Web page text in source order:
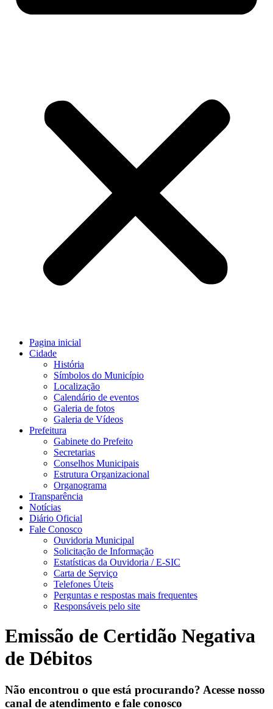
Pagina inicial
Cidade
História
Símbolos do Município
Localização
Calendário de eventos
Galeria de fotos
Galeria de Vídeos
Prefeitura
Gabinete do Prefeito
Secretarias
Conselhos Municipais
Estrutura Organizacional
Organograma
Transparência
Notícias
Diário Oficial
Fale Conosco
Ouvidoria Municipal
Solicitação de Informação
Estatísticas da Ouvidoria / E-SIC
Carta de Serviço
Telefones Úteis
Perguntas e respostas mais frequentes
Responsáveis pelo site
Emissão de Certidão Negativa
de Débitos
Não encontrou o que está procurando? Acesse nosso
canal de atendimento e fale conosco